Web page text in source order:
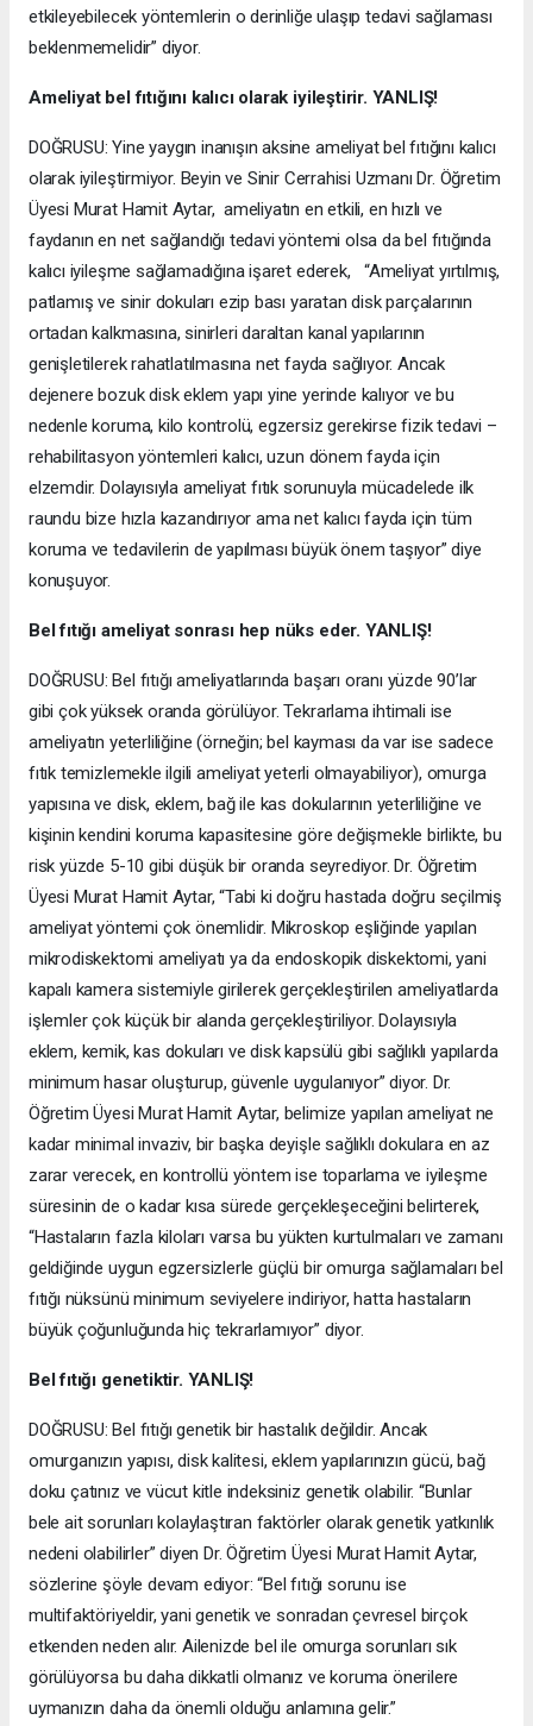
etkileyebilecek yöntemlerin o derinliğe ulaşıp tedavi sağlaması
beklenmemelidir” diyor.
Ameliyat bel fıtığını kalıcı olarak iyileştirir. YANLIŞ!
DOĞRUSU: Yine yaygın inanışın aksine ameliyat bel fıtığını kalıcı
olarak iyileştirmiyor. Beyin ve Sinir Cerrahisi Uzmanı Dr. Öğretim
Üyesi Murat Hamit Aytar, ameliyatın en etkili, en hızlı ve
faydanın en net sağlandığı tedavi yöntemi olsa da bel fıtığında
kalıcı iyileşme sağlamadığına işaret ederek, “Ameliyat yırtılmış,
patlamış ve sinir dokuları ezip bası yaratan disk parçalarının
ortadan kalkmasına, sinirleri daraltan kanal yapılarının
genişletilerek rahatlatılmasına net fayda sağlıyor. Ancak
dejenere bozuk disk eklem yapı yine yerinde kalıyor ve bu
nedenle koruma, kilo kontrolü, egzersiz gerekirse fizik tedavi –
rehabilitasyon yöntemleri kalıcı, uzun dönem fayda için
elzemdir. Dolayısıyla ameliyat fıtık sorunuyla mücadelede ilk
raundu bize hızla kazandırıyor ama net kalıcı fayda için tüm
koruma ve tedavilerin de yapılması büyük önem taşıyor” diye
konuşuyor.
Bel fıtığı ameliyat sonrası hep nüks eder. YANLIŞ!
DOĞRUSU: Bel fıtığı ameliyatlarında başarı oranı yüzde 90’lar
gibi çok yüksek oranda görülüyor. Tekrarlama ihtimali ise
ameliyatın yeterliliğine (örneğin; bel kayması da var ise sadece
fıtık temizlemekle ilgili ameliyat yeterli olmayabiliyor), omurga
yapısına ve disk, eklem, bağ ile kas dokularının yeterliliğine ve
kişinin kendini koruma kapasitesine göre değişmekle birlikte, bu
risk yüzde 5-10 gibi düşük bir oranda seyrediyor. Dr. Öğretim
Üyesi Murat Hamit Aytar, “Tabi ki doğru hastada doğru seçilmiş
ameliyat yöntemi çok önemlidir. Mikroskop eşliğinde yapılan
mikrodiskektomi ameliyatı ya da endoskopik diskektomi, yani
kapalı kamera sistemiyle girilerek gerçekleştirilen ameliyatlarda
işlemler çok küçük bir alanda gerçekleştiriliyor. Dolayısıyla
eklem, kemik, kas dokuları ve disk kapsülü gibi sağlıklı yapılarda
minimum hasar oluşturup, güvenle uygulanıyor” diyor. Dr.
Öğretim Üyesi Murat Hamit Aytar, belimize yapılan ameliyat ne
kadar minimal invaziv, bir başka deyişle sağlıklı dokulara en az
zarar verecek, en kontrollü yöntem ise toparlama ve iyileşme
süresinin de o kadar kısa sürede gerçekleşeceğini belirterek,
“Hastaların fazla kiloları varsa bu yükten kurtulmaları ve zamanı
geldiğinde uygun egzersizlerle güçlü bir omurga sağlamaları bel
fıtığı nüksünü minimum seviyelere indiriyor, hatta hastaların
büyük çoğunluğunda hiç tekrarlamıyor” diyor.
Bel fıtığı genetiktir. YANLIŞ!
DOĞRUSU: Bel fıtığı genetik bir hastalık değildir. Ancak
omurganızın yapısı, disk kalitesi, eklem yapılarınızın gücü, bağ
doku çatınız ve vücut kitle indeksiniz genetik olabilir. “Bunlar
bele ait sorunları kolaylaştıran faktörler olarak genetik yatkınlık
nedeni olabilirler” diyen Dr. Öğretim Üyesi Murat Hamit Aytar,
sözlerine şöyle devam ediyor: “Bel fıtığı sorunu ise
multifaktöriyeldir, yani genetik ve sonradan çevresel birçok
etkenden neden alır. Ailenizde bel ile omurga sorunları sık
görülüyorsa bu daha dikkatli olmanız ve koruma önerilere
uymanızın daha da önemli olduğu anlamına gelir.”